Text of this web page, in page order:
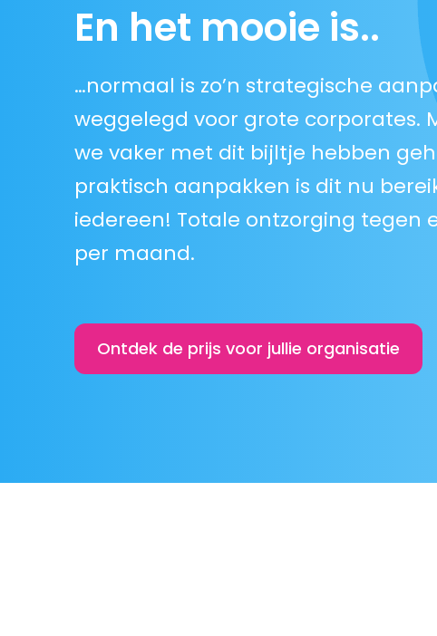
En het mooie is..
…normaal is zo’n strategische
weggelegd voor grote corporates.
we vaker met dit bijltje hebben
praktisch aanpakken is dit nu
iedereen! Totale ontzorging tegen
per maand.
Ontdek de prijs voor jullie organisatie